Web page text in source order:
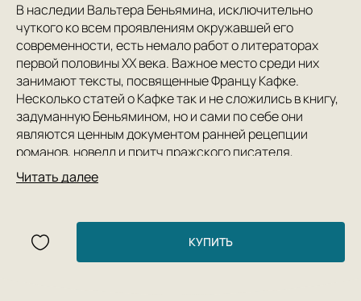
В наследии Вальтера Беньямина, исключительно
чуткого ко всем проявлениям окружавшей его
современности, есть немало работ о литераторах
первой половины XX века. Важное место среди них
занимают тексты, посвященные Францу Кафке.
Несколько статей о Кафке так и не сложились в книгу,
задуманную Беньямином, но и сами по себе они
являются ценным документом ранней рецепции
романов, новелл и притч пражского писателя,
нашедшего в лице Беньямина, его младшего
современника, очень проницательного читателя, чьи
перекличек с modus vivendi кафковских героев.
Настоящее издание представляет в русском
переводе все законченные работы Беньямина о Кафке,
Читать далее
КУПИТЬ